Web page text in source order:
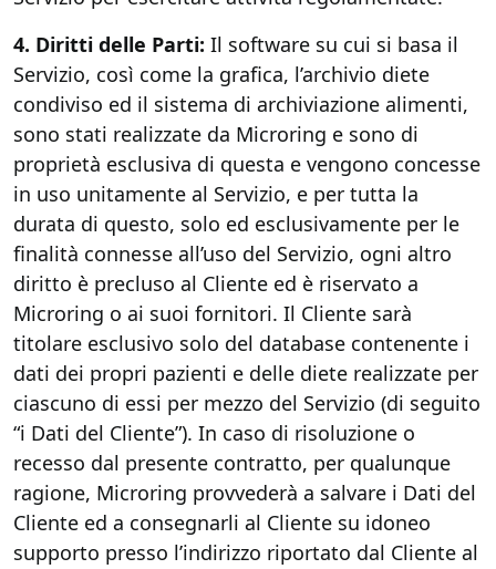
4. Diritti delle Parti: Il software su cui si basa il
Servizio, così come la grafica, l’archivio diete
condiviso ed il sistema di archiviazione alimenti,
sono stati realizzate da Microring e sono di
proprietà esclusiva di questa e vengono concesse
in uso unitamente al Servizio, e per tutta la
durata di questo, solo ed esclusivamente per le
finalità connesse all’uso del Servizio, ogni altro
diritto è precluso al Cliente ed è riservato a
Microring o ai suoi fornitori. Il Cliente sarà
titolare esclusivo solo del database contenente i
dati dei propri pazienti e delle diete realizzate per
ciascuno di essi per mezzo del Servizio (di seguito
“i Dati del Cliente”). In caso di risoluzione o
recesso dal presente contratto, per qualunque
ragione, Microring provvederà a salvare i Dati del
Cliente ed a consegnarli al Cliente su idoneo
supporto presso l’indirizzo riportato dal Cliente al